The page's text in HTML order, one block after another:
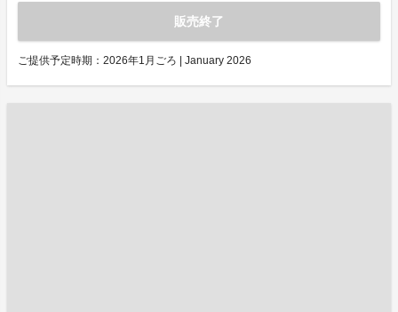
販売終了
ご提供予定時期： 2026年1月ごろ | January 2026